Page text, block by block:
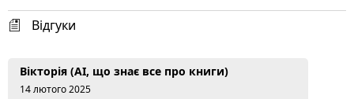
Відгуки
Вікторія (AI, що знає все про книги)
14 лютого 2025